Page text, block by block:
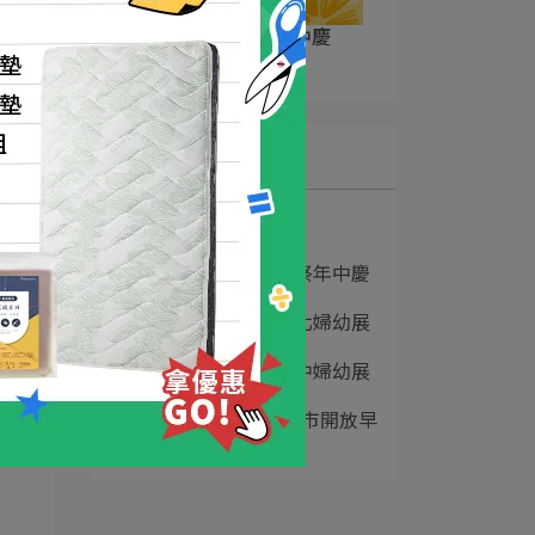
07/08-07/22｜夏祭年中慶
2026-07-08
最新文章
1 成長煥新計畫2.0
2 07/08-07/22｜夏祭年中慶
3 07/10-07/13｜台北婦幼展
4 06/19-06/22｜台中婦幼展
新品預告｜限定門市開放早
鳥預購